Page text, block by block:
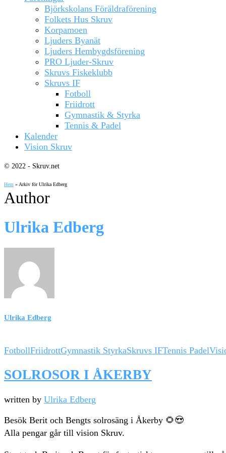
Björkskolans Föräldraförening
Folkets Hus Skruv
Korpamoen
Ljuders Byanät
Ljuders Hembygdsförening
PRO Ljuder-Skruv
Skruvs Fiskeklubb
Skruvs IF
Fotboll
Friidrott
Gymnastik & Styrka
Tennis & Padel
Kalender
Vision Skruv
© 2022 - Skruv.net
Hem » Arkiv för Ulrika Edberg
Author
Ulrika Edberg
Ulrika Edberg
FotbollFriidrottGymnastik StyrkaSkruvs IFTennis Padel
SOLROSOR I ÅKERBY
written by Ulrika Edberg
Besök Berit och Bengts solrosäng i Åkerby 🌻😍
Alla pengar går till vision Skruv.